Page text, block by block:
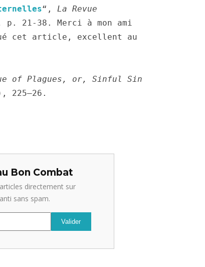
“, La Revue
cet article, excellent au
of Plagues, or, Sinful Sin
225–26.
Bon Combat
directement sur
sans spam.